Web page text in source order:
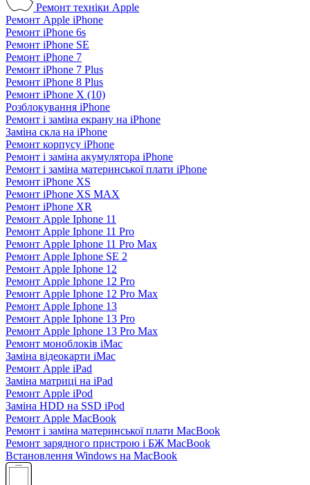
Ремонт техніки Apple
Ремонт Apple iPhone
Ремонт iPhone 6s
Ремонт iPhone SE
Ремонт iPhone 7
Ремонт iPhone 7 Plus
Ремонт iPhone 8 Plus
Ремонт iPhone X (10)
Розблокування iPhone
Ремонт і заміна екрану на iPhone
Заміна скла на iPhone
Ремонт корпусу iPhone
Ремонт і заміна акумулятора iPhone
Ремонт і заміна материнської плати iPhone
Ремонт iPhone XS
Ремонт iPhone XS MAX
Ремонт iPhone XR
Ремонт Apple Iphone 11
Ремонт Apple Iphone 11 Pro
Ремонт Apple Iphone 11 Pro Max
Ремонт Apple Iphone SE 2
Ремонт Apple Iphone 12
Ремонт Apple Iphone 12 Pro
Ремонт Apple Iphone 12 Pro Max
Ремонт Apple Iphone 13
Ремонт Apple Iphone 13 Pro
Ремонт Apple Iphone 13 Pro Max
Ремонт моноблоків iMac
Заміна відеокарти iMac
Ремонт Apple iPad
Заміна матриці на iPad
Ремонт Apple iPod
Заміна HDD на SSD iPod
Ремонт Apple MacBook
Ремонт і заміна материнської плати MacBook
Ремонт зарядного пристрою і БЖ MacBook
Встановлення Windows на MacBook